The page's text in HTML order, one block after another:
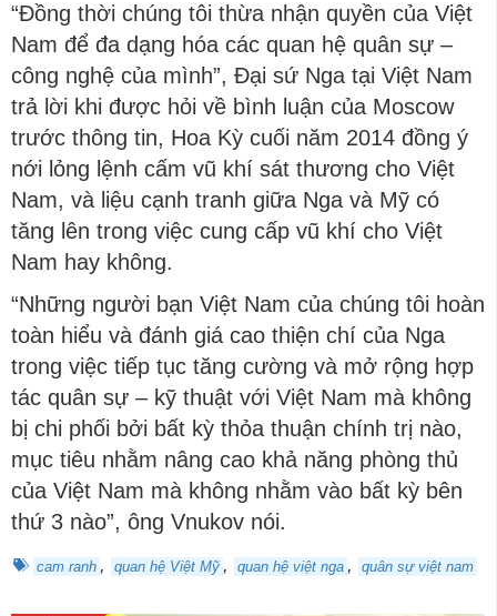
“Đồng thời chúng tôi thừa nhận quyền của Việt
Nam để đa dạng hóa các quan hệ quân sự –
công nghệ của mình”, Đại sứ Nga tại Việt Nam
trả lời khi được hỏi về bình luận của Moscow
trước thông tin, Hoa Kỳ cuối năm 2014 đồng ý
nới lỏng lệnh cấm vũ khí sát thương cho Việt
Nam, và liệu cạnh tranh giữa Nga và Mỹ có
tăng lên trong việc cung cấp vũ khí cho Việt
Nam hay không.
“Những người bạn Việt Nam của chúng tôi hoàn
toàn hiểu và đánh giá cao thiện chí của Nga
trong việc tiếp tục tăng cường và mở rộng hợp
tác quân sự – kỹ thuật với Việt Nam mà không
bị chi phối bởi bất kỳ thỏa thuận chính trị nào,
mục tiêu nhằm nâng cao khả năng phòng thủ
của Việt Nam mà không nhằm vào bất kỳ bên
thứ 3 nào”, ông Vnukov nói.
cam ranh , quan hệ Việt Mỹ , quan hệ việt nga , quân sự việt nam